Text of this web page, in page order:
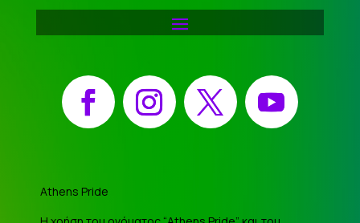
Facebook Instagram X YouTube
Athens Pride